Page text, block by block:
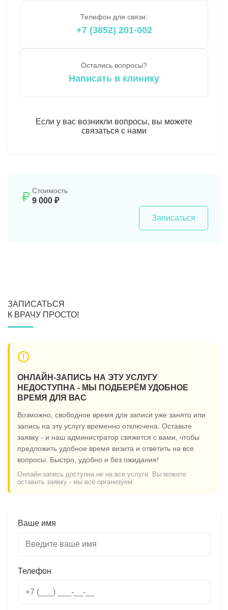
Телефон для связи:
+7 (3852) 201-002
Остались вопросы?
Написать в клинику
Если у вас возникли вопросы, вы можете
связаться с нами
Стоимость
9 000 ₽
Записаться
ЗАПИСАТЬСЯ
К ВРАЧУ ПРОСТО!
ОНЛАЙН-ЗАПИСЬ НА ЭТУ УСЛУГУ
НЕДОСТУПНА - МЫ ПОДБЕРЁМ УДОБНОЕ
ВРЕМЯ ДЛЯ ВАС
Возможно, свободное время для записи уже занято или
запись на эту услугу временно отключена. Оставьте
заявку - и наш администратор свяжется с вами, чтобы
предложить удобное время визита и ответить на все
вопросы. Быстро, удобно и без ожидания!
Онлайн-запись доступна не на все услуги. Вы можете
оставить заявку - мы всё организуем.
Ваше имя
Телефон